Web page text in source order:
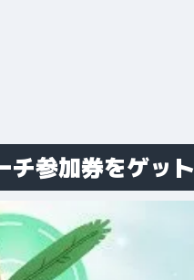
チ参加券をゲット